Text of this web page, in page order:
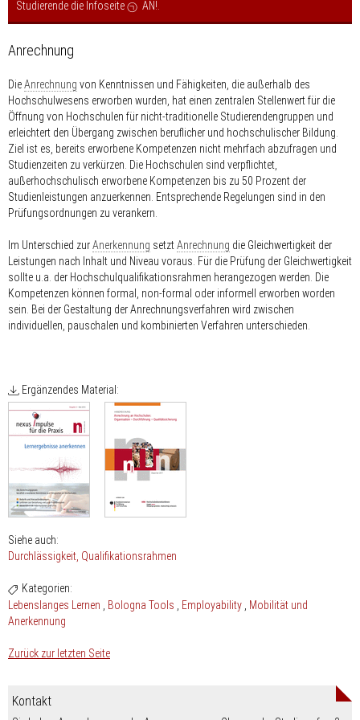
Studierende die Infoseite
AN!
Anrechnung
DieAnrechnung von Kenntnissen und Fähigkeiten, die außerhalb des
Hochschulwesens erworben wurden, hat einen zentralen Stellenwert für die
Öffnung von Hochschulen für nicht-traditionelle Studierendengruppen und
erleichtert den Übergang zwischen beruflicher und hochschulischer Bildung.
Ziel ist es, bereits erworbene Kompetenzen nicht mehrfach abzufragen und
Studienzeiten zu verkürzen. Die Hochschulen sind verpflichtet,
außerhochschulisch erworbene Kompetenzen bis zu 50 Prozent der
Studienleistungen anzuerkennen. Entsprechende Regelungen sind in den
Prüfungsordnungen zu verankern.
Im Unterschied zurAnerkennung setztAnrechnung die Gleichwertigkeit der
Leistungen nach Inhalt und Niveau voraus. Für die Prüfung der Gleichwertigkeit
sollte u.a. der Hochschulqualifikationsrahmen herangezogen werden. Die
Kompetenzen können formal, non-formal oder informell erworben worden
sein. Bei der Gestaltung der Anrechnungsverfahren wird zwischen
individuellen, pauschalen und kombinierten Verfahren unterschieden.
Ergänzendes Material:
Siehe auch:
Durchlässigkeit Qualifikationsrahmen
Kategorien:
Lebenslanges Lernen
Bologna Tools Employability
Mobilität und
Anerkennung
Zurück zur letzten Seite
Kontakt